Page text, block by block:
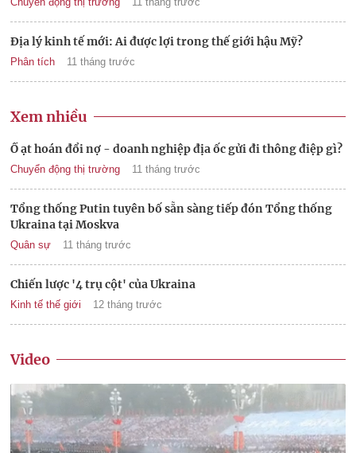
Địa lý kinh tế mới: Ai được lợi trong thế giới hậu Mỹ?
Phân tích 11 tháng trước
Xem nhiều
Ồ ạt hoán đổi nợ - doanh nghiệp địa ốc gửi đi thông điệp gì?
Chuyển động thị trường 11 tháng trước
Tổng thống Putin tuyên bố sẵn sàng tiếp đón Tổng thống
Ukraina tại Moskva
Quân sự 11 tháng trước
Chiến lược '4 trụ cột' của Ukraina
Kinh tế thế giới 12 tháng trước
Video